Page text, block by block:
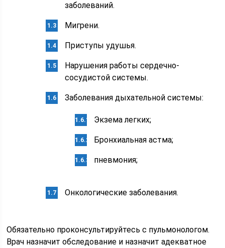
заболеваний.
Мигрени.
Приступы удушья.
Нарушения работы сердечно-
сосудистой системы.
Заболевания дыхательной системы:
Экзема легких;
Бронхиальная астма;
пневмония;
Онкологические заболевания.
Обязательно проконсультируйтесь с пульмонологом.
Врач назначит обследование и назначит адекватное